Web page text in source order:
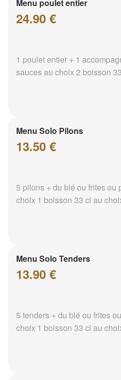
Menu poulet entier
24.90 €
1 poulet entier + 1
sauces au choix 2 boisson
Menu Solo Pilons
13.50 €
5 pilons + du blé ou frites ou
choix 1 boisson 33 cl au
Menu Solo Tenders
13.90 €
5 tenders + du blé ou frites
choix 1 boisson 33 cl au